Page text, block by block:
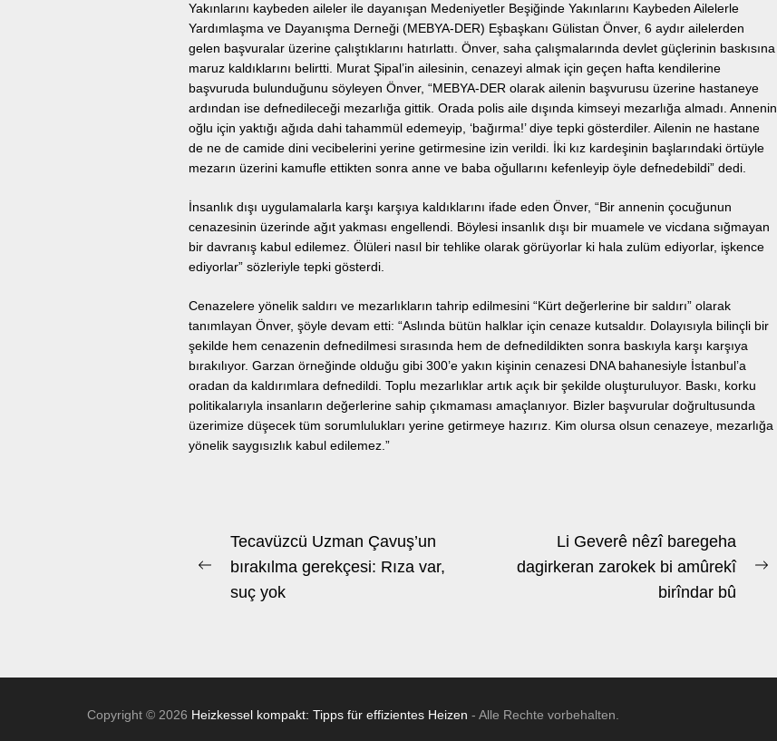
Yakınlarını kaybeden aileler ile dayanışan Medeniyetler Beşiğinde Yakınlarını Kaybeden Ailelerle
Yardımlaşma ve Dayanışma Derneği (MEBYA-DER) Eşbaşkanı Gülistan Önver, 6 aydır ailelerden
gelen başvuralar üzerine çalıştıklarını hatırlattı. Önver, saha çalışmalarında devlet güçlerinin baskısına
maruz kaldıklarını belirtti. Murat Şipal’in ailesinin, cenazeyi almak için geçen hafta kendilerine
başvuruda bulunduğunu söyleyen Önver, “MEBYA-DER olarak ailenin başvurusu üzerine hastaneye
ardından ise defnedileceği mezarlığa gittik. Orada polis aile dışında kimseyi mezarlığa almadı. Annenin
oğlu için yaktığı ağıda dahi tahammül edemeyip, ‘bağırma!’ diye tepki gösterdiler. Ailenin ne hastane
de ne de camide dini vecibelerini yerine getirmesine izin verildi. İki kız kardeşinin başlarındaki örtüyle
mezarın üzerini kamufle ettikten sonra anne ve baba oğullarını kefenleyip öyle defnedebildi” dedi.
İnsanlık dışı uygulamalarla karşı karşıya kaldıklarını ifade eden Önver, “Bir annenin çocuğunun
cenazesinin üzerinde ağıt yakması engellendi. Böylesi insanlık dışı bir muamele ve vicdana sığmayan
bir davranış kabul edilemez. Ölüleri nasıl bir tehlike olarak görüyorlar ki hala zulüm ediyorlar, işkence
ediyorlar” sözleriyle tepki gösterdi.
Cenazelere yönelik saldırı ve mezarlıkların tahrip edilmesini “Kürt değerlerine bir saldırı” olarak
tanımlayan Önver, şöyle devam etti: “Aslında bütün halklar için cenaze kutsaldır. Dolayısıyla bilinçli bir
şekilde hem cenazenin defnedilmesi sırasında hem de defnedildikten sonra baskıyla karşı karşıya
bırakılıyor. Garzan örneğinde olduğu gibi 300’e yakın kişinin cenazesi DNA bahanesiyle İstanbul’a
oradan da kaldırımlara defnedildi. Toplu mezarlıklar artık açık bir şekilde oluşturuluyor. Baskı, korku
politikalarıyla insanların değerlerine sahip çıkmaması amaçlanıyor. Bizler başvurular doğrultusunda
üzerimize düşecek tüm sorumlulukları yerine getirmeye hazırız. Kim olursa olsun cenazeye, mezarlığa
yönelik saygısızlık kabul edilemez.”
Beitrags-
Navigation
Previous
post:
Tecavüzcü Uzman Çavuş’un
bırakılma gerekçesi: Rıza var,
suç yok
Li Geverê nêzî baregeha
dagirkeran zarokek bi amûrekî
birîndar bû
Copyright © 2026 Heizkessel kompakt: Tipps für effizientes Heizen - Alle Rechte vorbehalten.